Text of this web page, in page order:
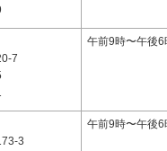
7
午前9時〜午後6
3
午前9時〜午後6